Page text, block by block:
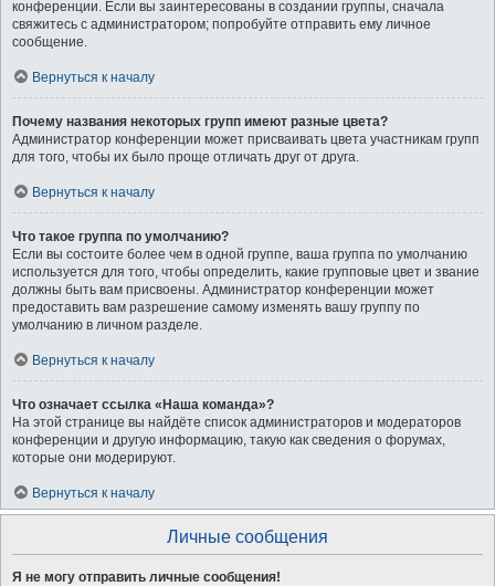
конференции. Если вы заинтересованы в создании группы, сначала
свяжитесь с администратором; попробуйте отправить ему личное
сообщение.
Вернуться к началу
Почему названия некоторых групп имеют разные цвета?
Администратор конференции может присваивать цвета участникам групп
для того, чтобы их было проще отличать друг от друга.
Вернуться к началу
Что такое группа по умолчанию?
Если вы состоите более чем в одной группе, ваша группа по умолчанию
используется для того, чтобы определить, какие групповые цвет и звание
должны быть вам присвоены. Администратор конференции может
предоставить вам разрешение самому изменять вашу группу по
умолчанию в личном разделе.
Вернуться к началу
Что означает ссылка «Наша команда»?
На этой странице вы найдёте список администраторов и модераторов
конференции и другую информацию, такую как сведения о форумах,
которые они модерируют.
Вернуться к началу
Личные сообщения
Я не могу отправить личные сообщения!